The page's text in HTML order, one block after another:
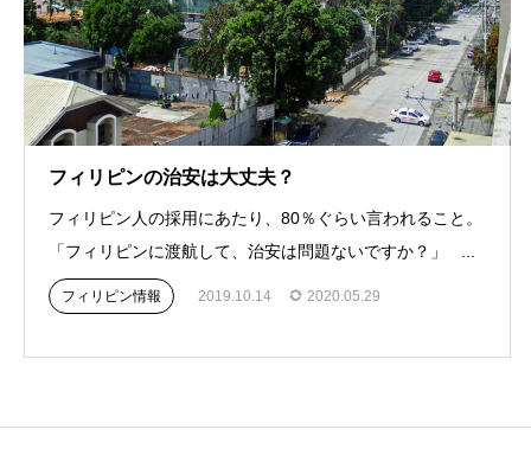
フィリピンの治安は大丈夫？
フィリピン人の採用にあたり、80％ぐらい言われること。
「フィリピンに渡航して、治安は問題ないですか？」 ...
フィリピン情報 2019.10.14 2020.05.29